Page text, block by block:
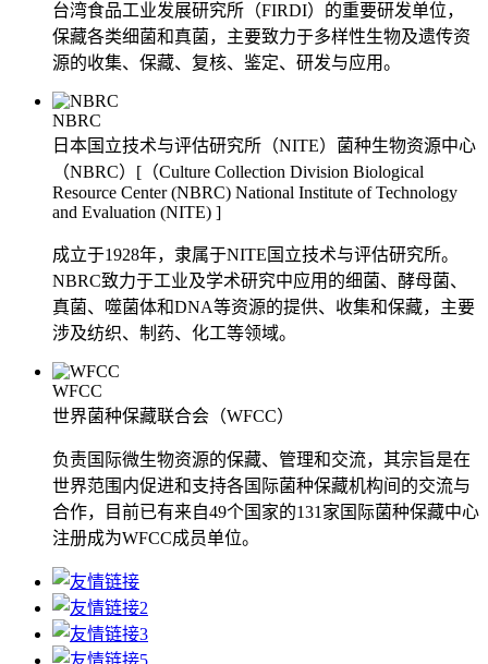
台湾食品工业发展研究所（FIRDI）的重要研发单位，
保藏各类细菌和真菌，主要致力于多样性生物及遗传资
源的收集、保藏、复核、鉴定、研发与应用。
NBRC
日本国立技术与评估研究所（NITE）菌种生物资源中心
（NBRC）[（Culture Collection Division Biological
Resource Center (NBRC) National Institute of Technology
and Evaluation (NITE) ]
成立于1928年，隶属于NITE国立技术与评估研究所。
NBRC致力于工业及学术研究中应用的细菌、酵母菌、
真菌、噬菌体和DNA等资源的提供、收集和保藏，主要
涉及纺织、制药、化工等领域。
WFCC
世界菌种保藏联合会（WFCC）
负责国际微生物资源的保藏、管理和交流，其宗旨是在
世界范围内促进和支持各国际菌种保藏机构间的交流与
合作，目前已有来自49个国家的131家国际菌种保藏中心
注册成为WFCC成员单位。